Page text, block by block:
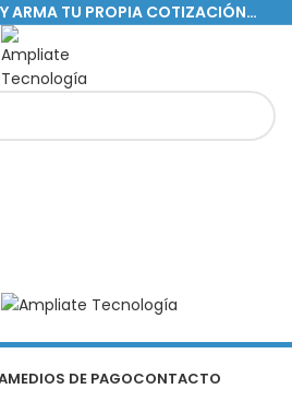
ARMA TU PROPIA COTIZACIÓN…
MEDIOS DE PAGOCONTACTO